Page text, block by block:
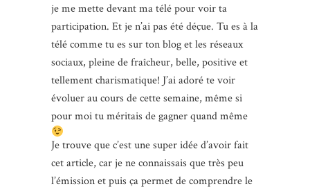
je me mette devant ma télé pour voir ta
participation. Et je n’ai pas été déçue. Tu es à la
télé comme tu es sur ton blog et les réseaux
sociaux, pleine de fraîcheur, belle, positive et
tellement charismatique! J’ai adoré te voir
évoluer au cours de cette semaine, même si
pour moi tu méritais de gagner quand même
Je trouve que c’est une super idée d’avoir fait
cet article, car je ne connaissais que très peu
l’émission et puis ça permet de comprendre le